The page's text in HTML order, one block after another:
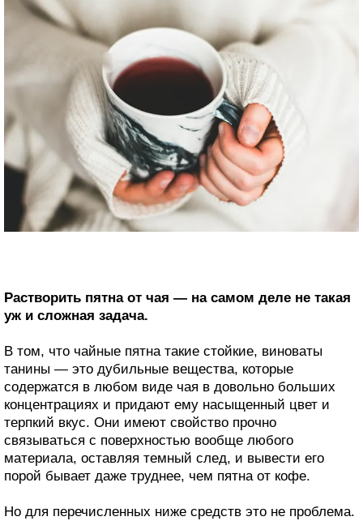
Растворить пятна от чая — на самом деле не такая
уж и сложная задача.
В том, что чайные пятна такие стойкие, виноваты
танины — это дубильные вещества, которые
содержатся в любом виде чая в довольно больших
концентрациях и придают ему насыщенный цвет и
терпкий вкус. Они имеют свойство прочно
связываться с поверхностью вообще любого
материала, оставляя темный след, и вывести его
порой бывает даже труднее, чем пятна от кофе.
Но для перечисленных ниже средств это не проблема.